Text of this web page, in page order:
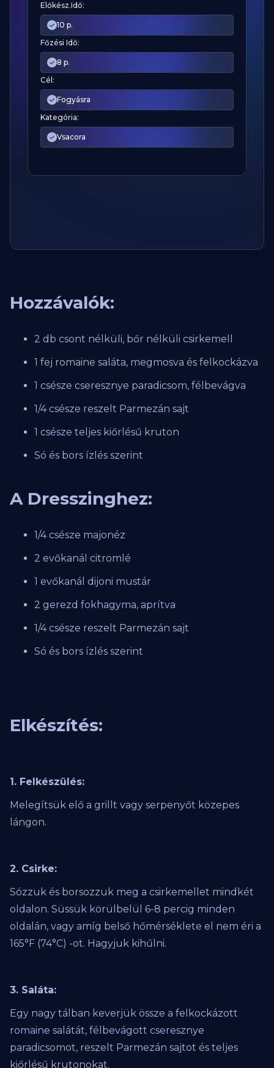
Előkész.Idő:
10 p.
Főzési Idő:
8 p.
Cél:
Fogyásra
Kategória:
Vsacora
Hozzávalók:
2 db csont nélküli, bőr nélküli csirkemell
1 fej romaine saláta, megmosva és felkockázva
1 csésze cseresznye paradicsom, félbevágva
1/4 csésze reszelt Parmezán sajt
1 csésze teljes kiőrlésű kruton
Só és bors ízlés szerint
A Dresszinghez:
1/4 csésze majonéz
2 evőkanál citromlé
1 evőkanál dijoni mustár
2 gerezd fokhagyma, aprítva
1/4 csésze reszelt Parmezán sajt
Só és bors ízlés szerint
Elkészítés:
1. Felkészülés:
Melegítsük elő a grillt vagy serpenyőt közepes
lángon.
2. Csirke:
Sózzuk és borsozzuk meg a csirkemellet mindkét
oldalon. Süssük körülbelül 6-8 percig minden
oldalán, vagy amíg belső hőmérséklete el nem éri a
165°F (74°C) -ot. Hagyjuk kihűlni.
3. Saláta:
Egy nagy tálban keverjük össze a felkockázott
romaine salátát, félbevágott cseresznye
paradicsomot, reszelt Parmezán sajtot és teljes
kiőrlésű krutonokat.